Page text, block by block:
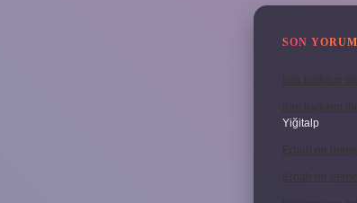
SON
İran halkının
İran halkının
Yiğitalp
Erbah ne
Erbah ne